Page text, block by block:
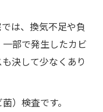
は、換気不足や負
部で発生したカビ
決して少なくあり
）検査です。